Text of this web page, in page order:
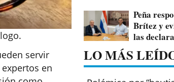
servir
en
Peña
Brítez y
las
LO MÁS